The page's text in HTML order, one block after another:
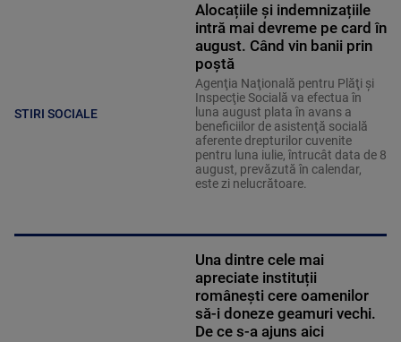
STIRI SOCIALE
Alocațiile și indemnizațiile
intră mai devreme pe card în
august. Când vin banii prin
poștă
Agenţia Naţională pentru Plăţi şi
Inspecţie Socială va efectua în
luna august plata în avans a
beneficiilor de asistenţă socială
aferente drepturilor cuvenite
pentru luna iulie, întrucât data de 8
august, prevăzută în calendar,
este zi nelucrătoare.
Una dintre cele mai
apreciate instituții
românești cere oamenilor
să-i doneze geamuri vechi.
De ce s-a ajuns aici